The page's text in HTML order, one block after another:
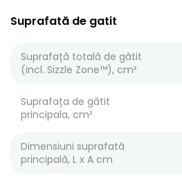
Suprafată de gatit
Suprafață totală de gătit
(incl. Sizzle Zone™), cm²
Suprafața de gătit
principala, cm²
Dimensiuni suprafată
principală, L x A cm